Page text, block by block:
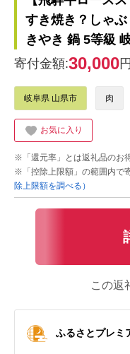
すき焼き？しゃ
きやき 鍋 5等級
寄付金額:30,000円
岐阜県 山県市 肉
お気に入り
※「還元率」とは返礼品のお
※「控除上限額」の範囲内で
除上限額を調べる）
この返
ふるさとプレミ